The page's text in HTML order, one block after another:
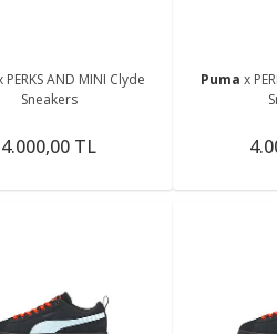
PERKS AND MINI Clyde
Sneakers
4.000,00 TL
Pumax